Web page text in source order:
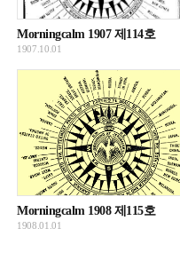
Morningcalm 1907 제114호
1907.10.01
Morningcalm 1908 제115호
1908.01.01